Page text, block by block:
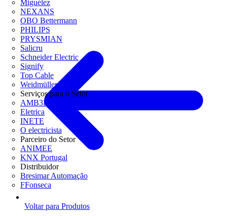
Miguélez
NEXANS
OBO Bettermann
PHILIPS
PRYSMIAN
Salicru
Schneider Electric
Signify
Top Cable
Weidmüller
Serviços para o Setor
AMB3E
Eletrica
INETE
O electricista
Parceiro do Setor
ANIMEE
KNX Portugal
Distribuidor
Bresimar Automação
FFonseca
Voltar para Produtos